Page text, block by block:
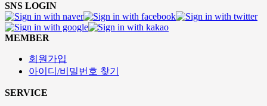
SNS LOGIN
MEMBER
회원가입
아이디/비밀번호 찾기
SERVICE